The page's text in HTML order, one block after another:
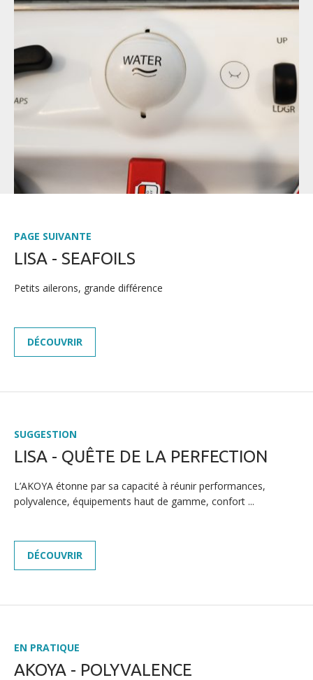
ACTUALITÉS
PAGE SUIVANTE
LISA - SEAFOILS
Petits ailerons, grande différence
DÉCOUVRIR
SUGGESTION
LISA - QUÊTE DE LA PERFECTION
L’AKOYA étonne par sa capacité à réunir performances,
polyvalence, équipements haut de gamme, confort ...
DÉCOUVRIR
EN PRATIQUE
AKOYA - POLYVALENCE